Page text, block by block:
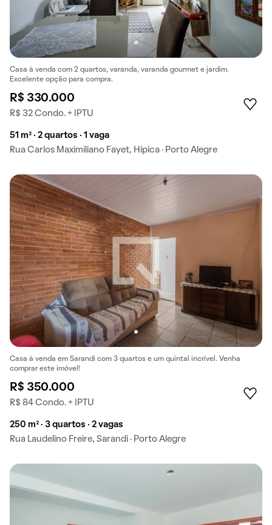
Casa à venda com 2 quartos, varanda, varanda gourmet e jardim.
Excelente opção para compra.
R$ 330.000
R$ 32 Condo. + IPTU
51 m² · 2 quartos · 1 vaga
Rua Carlos Maximiliano Fayet, Hípica · Porto Alegre
Casa à venda em Sarandi com 3 quartos e um quintal incrível. Venha
comprar este imóvel!
R$ 350.000
R$ 84 Condo. + IPTU
250 m² · 3 quartos · 2 vagas
Rua Laudelino Freire, Sarandi · Porto Alegre